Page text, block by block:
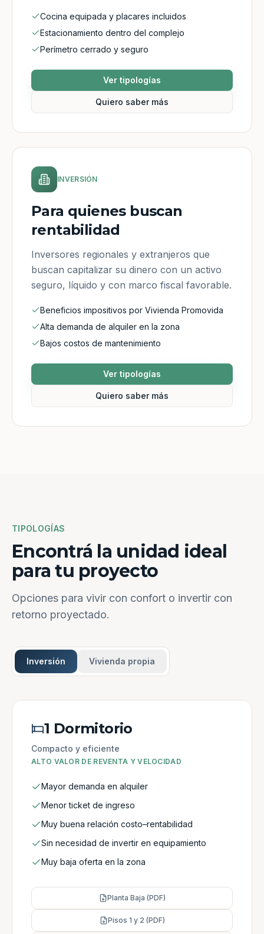
Cocina equipada y placares incluidos
Estacionamiento dentro del complejo
Perímetro cerrado y seguro
Ver tipologías
Quiero saber más
INVERSIÓN
Para quienes buscan
rentabilidad
Inversores regionales y extranjeros que
buscan capitalizar su dinero con un activo
seguro, líquido y con marco fiscal favorable.
Beneficios impositivos por Vivienda Promovida
Alta demanda de alquiler en la zona
Bajos costos de mantenimiento
Ver tipologías
Quiero saber más
TIPOLOGÍAS
Encontrá la unidad ideal
para tu proyecto
Opciones para vivir con confort o invertir con
retorno proyectado.
Inversión Vivienda propia
1 Dormitorio
Compacto y eficiente
ALTO VALOR DE REVENTA Y VELOCIDAD
Mayor demanda en alquiler
Menor ticket de ingreso
Muy buena relación costo–rentabilidad
Sin necesidad de invertir en equipamiento
Muy baja oferta en la zona
Planta Baja (PDF)
Pisos 1 y 2 (PDF)